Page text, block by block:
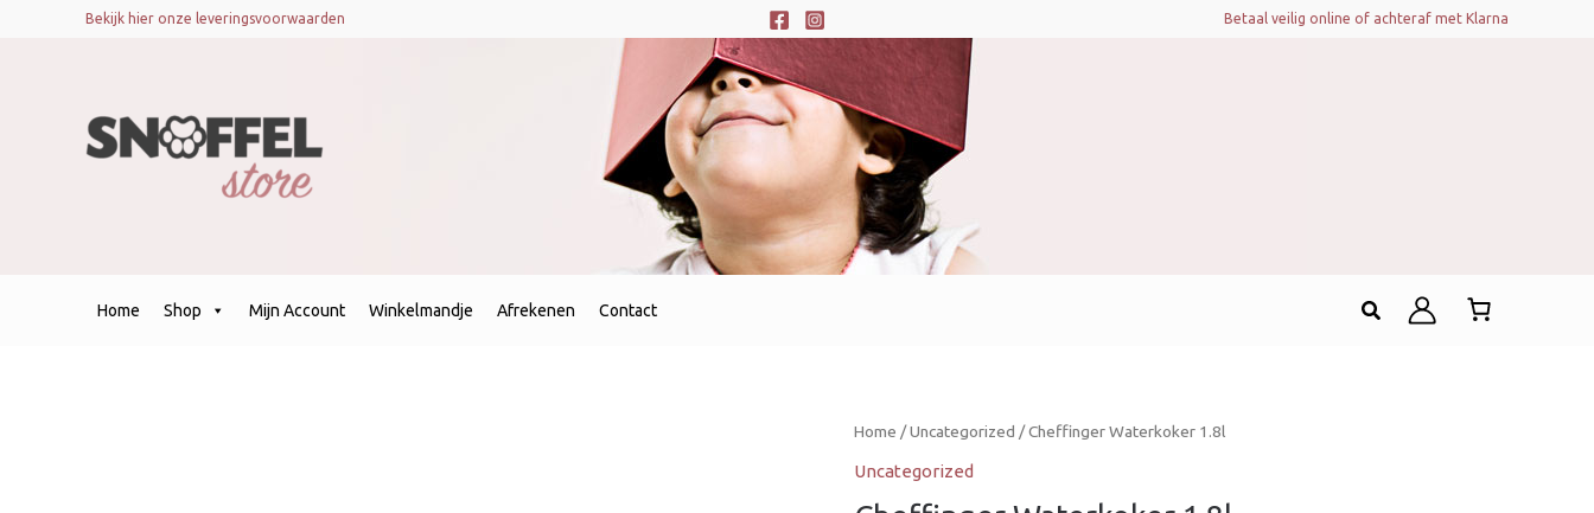
Bekijk hier onze leveringsvoorwaarden Betaal veilig online of achteraf met Klarna
Home Shop Mijn Account Winkelmandje Afrekenen Contact Zoeken
Home /Uncategorized / Cheffinger Waterkoker 1.8l
Uncategorized